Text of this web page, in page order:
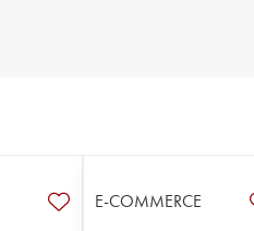
E-COMMERCE